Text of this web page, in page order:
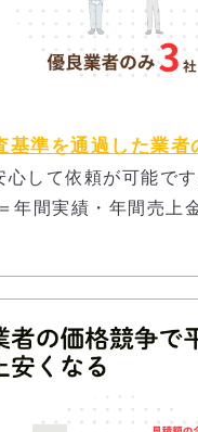
基準を通過した業者
心して依頼が可能です
年間実績・年間売上